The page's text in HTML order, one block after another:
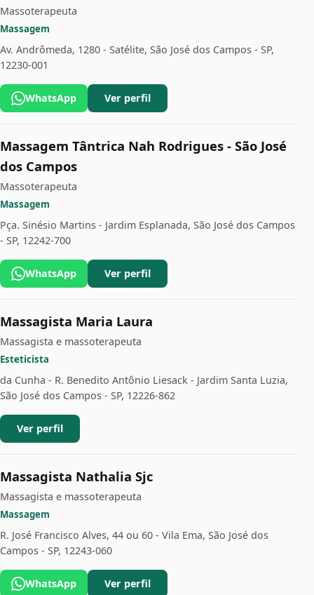
Massoterapeuta
Massagem
Av. Andrômeda, 1280 - Satélite, São José dos Campos - SP,
12230-001
WhatsApp Ver perfil
Massagem Tântrica Nah Rodrigues - São José
dos Campos
Massoterapeuta
Massagem
Pça. Sinésio Martins - Jardim Esplanada, São José dos Campos
- SP, 12242-700
WhatsApp Ver perfil
Massagista Maria Laura
Massagista e massoterapeuta
Esteticista
da Cunha - R. Benedito Antônio Liesack - Jardim Santa Luzia,
São José dos Campos - SP, 12226-862
Ver perfil
Massagista Nathalia Sjc
Massagista e massoterapeuta
Massagem
R. José Francisco Alves, 44 ou 60 - Vila Ema, São José dos
Campos - SP, 12243-060
WhatsApp Ver perfil